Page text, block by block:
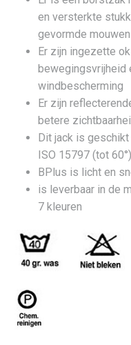
en versterkte
gevormde mouwen
Er zijn ingezette
bewegingsvrijheid
windbescherming
Er zijn
betere
Dit jack is
ISO 15797 (tot 60°)
BPlus is licht en
is leverbaar in de
7 kleuren